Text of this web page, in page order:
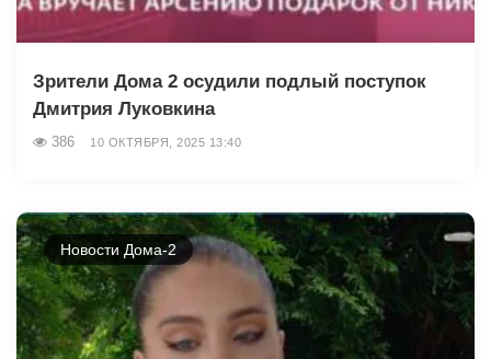
Зрители Дома 2 осудили подлый поступок
Дмитрия Луковкина
386 10 ОКТЯБРЯ, 2025 13:40
Новости Дома-2